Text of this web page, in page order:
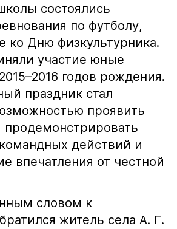
состоялись
по футболу,
ко Дню физкультурника.
участие юные
годов рождения.
праздник стал
проявить
продемонстрировать
действий и
впечатления от честной
словом к
житель села А. Г.